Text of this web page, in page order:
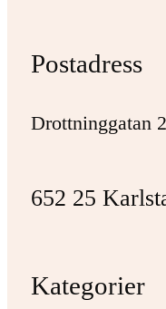
Postadress
Drottninggatan
652 25
Kategorier